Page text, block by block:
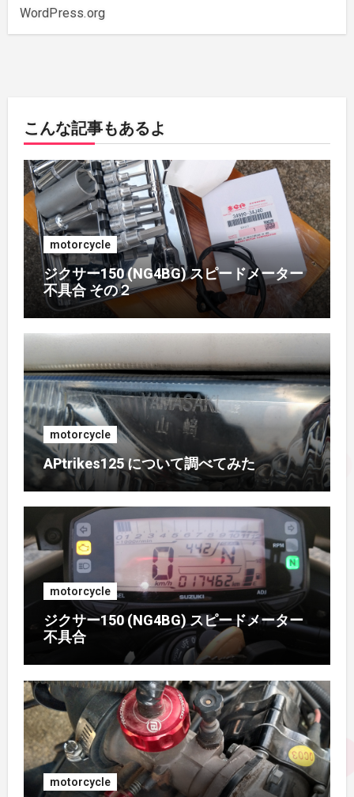
2019年10月
2018年5月
2018年4月 (1)
2017年7月 (2)
2017年4月 (1)
2017年3月
2017年2月
2017年1月 (1)
2016年10月 (1)
2016年9月 (3)
2016年8月 (2)
2016年7月 (1)
2016年6月 (3)
2016年5月 (4)
2016年4月 (2)
2015年11月 (2)
2015年9月 (3)
WordPress.org
こんな記事もあるよ
motorcycle
ジクサー150 (NG4BG) スピードメーター
不具合 その２
motorcycle
APtrikes125 について調べてみた
motorcycle
ジクサー150 (NG4BG) スピードメーター
不具合
motorcycle